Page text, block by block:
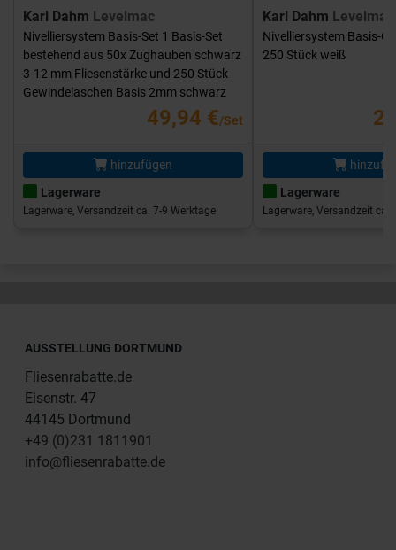
Karl Dahm Levelmac
Nivelliersystem Basis-Set 1 Basis-Set
bestehend aus 50x Zughauben schwarz
3-12 mm Fliesenstärke und 250 Stück
Gewindelaschen Basis 2mm schwarz
49,94 €/Set
hinzufügen
Lagerware
Lagerware, Versandzeit ca. 7-9 Werktage
Karl Dahm Levelmac
Nivelliersystem Basis-
250 Stück weiß
Lagerware
Lagerware, Versandzeit ca.
AUSSTELLUNG DORTMUND
Fliesenrabatte.de
Eisenstr. 47
44145 Dortmund
+49 (0)231 1811901
info@fliesenrabatte.de